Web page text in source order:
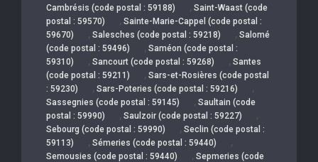
Cambrésis (code postal : 59188)
, Saint-Waast (code
postal : 59570)
, Sainte-Marie-Cappel (code postal :
59670)
, Salesches (code postal : 59218) , Salomé
(code postal : 59496)
, Saméon (code postal :
59310)
, Sancourt (code postal : 59268) , Santes
(code postal : 59211)
, Sars-et-Rosières (code postal
: 59230)
, Sars-Poteries (code postal : 59216) ,
Sassegnies (code postal : 59145) , Saultain (code
postal : 59990)
, Saulzoir (code postal : 59227) ,
Sebourg (code postal : 59990) , Seclin (code postal :
59113)
, Sémeries (code postal : 59440) ,
Semousies (code postal : 59440) , Sepmeries (code